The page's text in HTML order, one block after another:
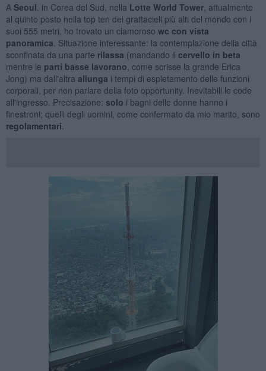
A Seoul , in Corea del Sud, nella Lotte World Tower, attualmente
al quinto posto nella top ten dei grattacieli più alti del mondo con i
suoi 555 metri, ho trovato un clamoroso wc con vista
panoramica . Situazione interessante: la contemplazione della città
sconfinata da una parte rilassa (mandando il cervello in beta
mentre le parti basse lavorano , come scrisse la grande Erica
Jong) ma dall'altra allunga i tempi di espletamento delle funzioni
corporali, per non parlare della foto opportunity. Inevitabili le code
all'ingresso. Precisazione: solo i bagni delle donne hanno i
finestroni; quelli degli uomini, come confermato da mio marito, sono
regolamentari